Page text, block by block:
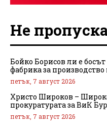
Не
Бойко Борисов ли е
фабрика за
петък, 7 август 2026
Христо Широков –
прокуратурата за ВиК
петък, 7 август 2026